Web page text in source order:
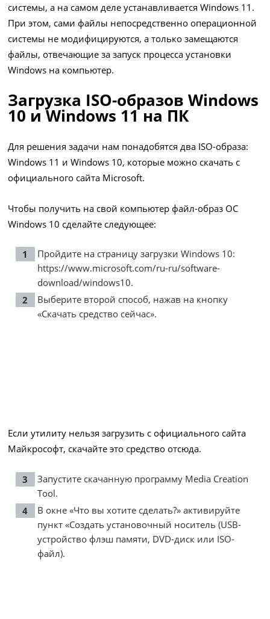
системы, а на самом деле устанавливается Windows 11.
При этом, сами файлы непосредственно операционной
системы не модифицируются, а только замещаются
файлы, отвечающие за запуск процесса установки
Windows на компьютер.
Загрузка ISO-образов Windows
10 и Windows 11 на ПК
Для решения задачи нам понадобятся два ISO-образа:
Windows 11 и Windows 10, которые можно скачать с
официального сайта Microsoft.
Чтобы получить на свой компьютер файл-образ ОС
Windows 10 сделайте следующее:
Пройдите на страницу загрузки Windows 10:
https://www.microsoft.com/ru-ru/software-
download/windows10.
Выберите второй способ, нажав на кнопку
«Скачать средство сейчас».
Если утилиту нельзя загрузить с официального сайта
Майкрософт, скачайте это средствоотсюда.
Запустите скачанную программу Media Creation
Tool.
В окне «Что вы хотите сделать?» активируйте
пункт «Создать установочный носитель (USB-
устройство флэш памяти, DVD-диск или ISO-
файл).